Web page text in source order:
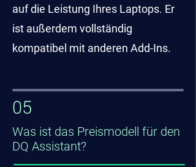
auf die Leistung Ihres Laptops. Er
ist außerdem vollständig
kompatibel mit anderen Add-Ins.
05
Was ist das Preismodell für den
DQ Assistant?